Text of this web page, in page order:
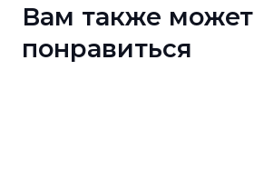
Вам также может
понравиться